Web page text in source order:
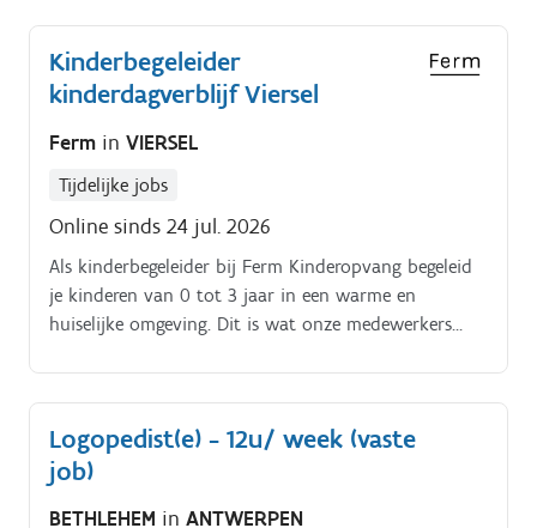
Kinderbegeleider
kinderdagverblijf Viersel
Ferm in VIERSEL
Tijdelijke jobs
Online sinds 24 jul. 2026
Als kinderbegeleider bij Ferm Kinderopvang begeleid
je kinderen van 0 tot 3 jaar in een warme en
huiselijke omgeving. Dit is wat onze medewerkers
Logopedist(e) - 12u/ week (vaste
job)
BETHLEHEM in ANTWERPEN